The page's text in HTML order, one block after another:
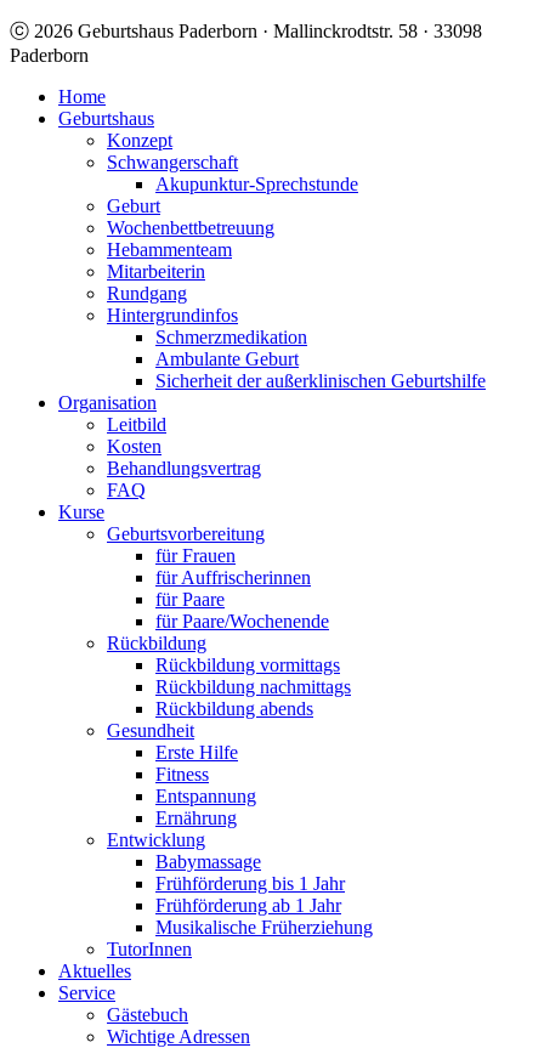
ⓒ 2026 Geburtshaus Paderborn · Mallinckrodtstr. 58 · 33098
Paderborn
Home
Geburtshaus
Konzept
Schwangerschaft
Akupunktur-Sprechstunde
Geburt
Wochenbettbetreuung
Hebammenteam
Mitarbeiterin
Rundgang
Hintergrundinfos
Schmerzmedikation
Ambulante Geburt
Sicherheit der außerklinischen Geburtshilfe
Organisation
Leitbild
Kosten
Behandlungsvertrag
FAQ
Kurse
Geburtsvorbereitung
für Frauen
für Auffrischerinnen
für Paare
für Paare/Wochenende
Rückbildung
Rückbildung vormittags
Rückbildung nachmittags
Rückbildung abends
Gesundheit
Erste Hilfe
Fitness
Entspannung
Ernährung
Entwicklung
Babymassage
Frühförderung bis 1 Jahr
Frühförderung ab 1 Jahr
Musikalische Früherziehung
TutorInnen
Aktuelles
Service
Gästebuch
Wichtige Adressen